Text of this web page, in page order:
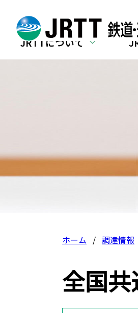
所在地・お問合せ
JRTTについて
ホーム 調達情報
全国